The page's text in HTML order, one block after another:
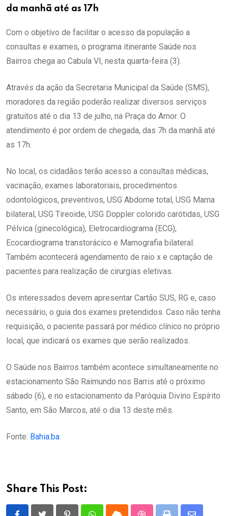
da manhã até as 17h
Com o objetivo de facilitar o acesso da população a
consultas e exames, o programa itinerante Saúde nos
Bairros chega ao Cabula VI, nesta quarta-feira (3).
Através da ação da Secretaria Municipal da Saúde (SMS),
moradores da região poderão realizar diversos serviços
gratuitos até o dia 13 de julho, na Praça do Amor. O
atendimento é por ordem de chegada, das 7h da manhã até
as 17h.
No local, os cidadãos terão acesso a consultas médicas,
vacinação, exames laboratoriais, procedimentos
odontológicos, preventivos, USG Abdome total, USG Mama
bilateral, USG Tireoide, USG Doppler colorido carótidas, USG
Pélvica (ginecológica), Eletrocardiograma (ECG),
Ecocardiograma transtorácico e Mamografia bilateral.
Também acontecerá agendamento de raio x e captação de
pacientes para realização de cirurgias eletivas.
Os interessados devem apresentar Cartão SUS, RG e, caso
necessário, o guia dos exames pretendidos. Caso não tenha
requisição, o paciente passará por médico clínico no próprio
local, que indicará os exames que serão realizados.
O Saúde nos Bairros também acontece simultaneamente no
estacionamento São Raimundo nos Barris até o próximo
sábado (6), e no estacionamento da Paróquia Divino Espírito
Santo, em São Marcos, até o dia 13 deste mês.
Fonte: Bahia.ba
Share This Post: